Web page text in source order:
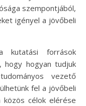
szempontjából,
igényel a jövőbeli
források
hogy hogyan tudjuk
vezető
fel a jövőbeli
közös célok elérése